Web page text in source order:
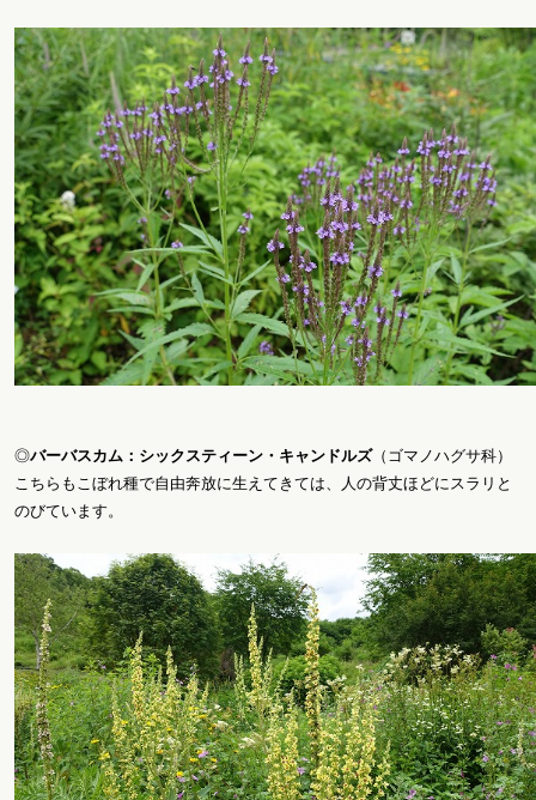
◎バーバスカム：シックスティーン・キャンドルズ（ゴマノハグサ科）
こちらもこぼれ種で自由奔放に生えてきては、人の背丈ほどにスラリと
のびています。